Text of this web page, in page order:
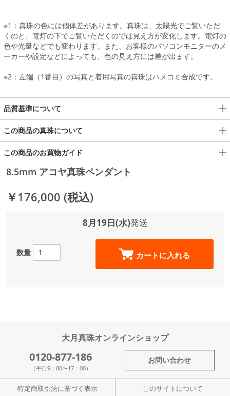
※1：真珠の色には個体差があります。真珠は、太陽光でご覧いただ
くのと、電灯の下でご覧いただくのでは見え方が変化します。電灯の
色や光量などでも変わります。また、お客様のパソコンモニターのメ
ーカーや設定などによっても、色の見え方には差が出ます。
※2：左端（1番目）の写真と着用写真の真珠はハメコミ合成です。
品質基準について
この商品の真珠について
この商品のお買物ガイド
8.5mm アコヤ真珠ペンダント
￥176,000 (税込)
8月19日(水)発送
数量 カートに入れる
大月真珠オンラインショップ
0120-877-186
（平日9：00〜17：00）
お問い合わせ
特定商取引法に基づく表示 このサイトについて